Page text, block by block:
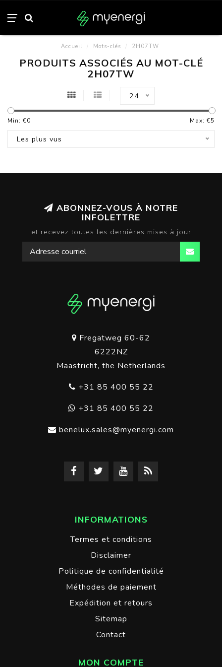
Accueil / Mots-clés / 2H07TW
PRODUITS ASSOCIÉS AU MOT-CLÉ
2H07TW
24
Min: €0 Max: €5
Les plus vus
ABONNEZ-VOUS À NOTRE
INFOLETTRE
et recevez toutes les dernières mises à jour
Fregatweg 60-62
6222NZ
Maastricht, the Netherlands
+31 85 400 55 22
+31 85 400 55 22
benelux.sales@myenergi.com
INFORMATIONS
Termes et conditions
Disclaimer
Politique de confidentialité
Méthodes de paiement
Expédition et retours
Sitemap
Contact
MON COMPTE